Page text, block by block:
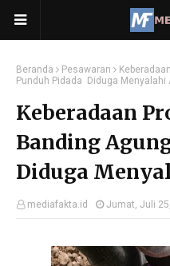
Beranda Pesawaran
Punduh Pidada Diduga Menyalahi
Keberadaan
Banding
Diduga
mediafakta.id Jumat, Juli